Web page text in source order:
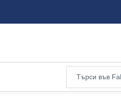
Хърватия отказа визи на руски